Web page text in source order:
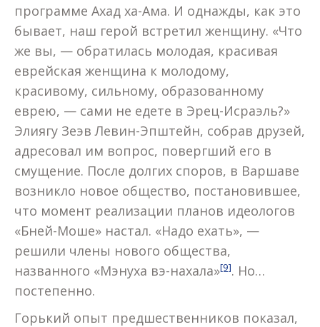
программе Ахад ха-Ама. И однажды, как это
бывает, наш герой встретил женщину. «Что
же вы, — обратилась молодая, красивая
еврейская женщина к молодому,
красивому, сильному, образованному
еврею, — сами не едете в Эрец-Исраэль?»
Элиягу Зеэв Левин-Эпштейн, собрав друзей,
адресовал им вопрос, повергший его в
смущение. После долгих споров, в Варшаве
возникло новое общество, постановившее,
что момент реализации планов идеологов
«Бней-Моше» настал. «Надо ехать», —
решили члены нового общества,
названного «Мэнуха вэ-нахала»[9]. Но…
постепенно.
Горький опыт предшественников показал,